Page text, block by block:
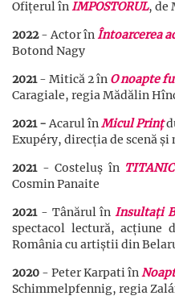
Ofițerul înIMPOSTORUL, de
2022 - Actor înÎntoarcerea
Botond Nagy
2021- Mitică 2 în O noapte
Caragiale, regia Mădălin
2021-Acarul înMicul Prinț
Exupéry, direcția de scenă
2021- Costeluș în
Cosmin Panaite
2021- Tânărul în Insultați
spectacol lectură, acțiune
România cu artiștii din
2020 - Peter Karpati în
Schimmelpfennig, regia